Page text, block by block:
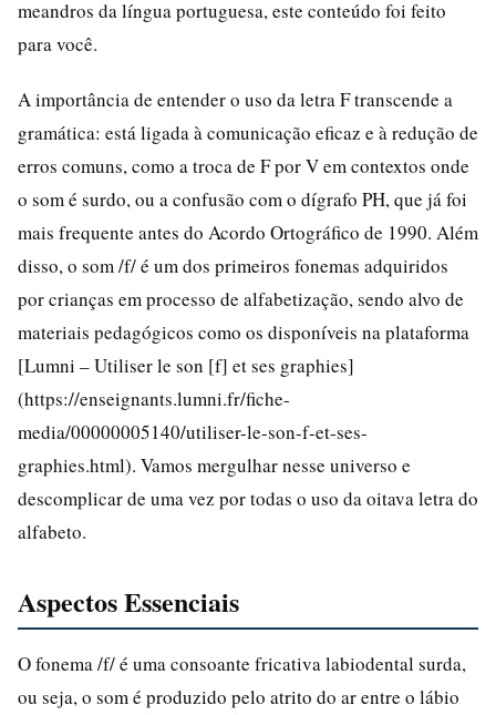
meandros da língua portuguesa, este conteúdo foi feito
para você.
A importância de entender o uso da letra F transcende a
gramática: está ligada à comunicação eficaz e à redução de
erros comuns, como a troca de F por V em contextos onde
o som é surdo, ou a confusão com o dígrafo PH, que já foi
mais frequente antes do Acordo Ortográfico de 1990. Além
disso, o som /f/ é um dos primeiros fonemas adquiridos
por crianças em processo de alfabetização, sendo alvo de
materiais pedagógicos como os disponíveis na plataforma
[Lumni – Utiliser le son [f] et ses graphies]
(https://enseignants.lumni.fr/fiche-
media/00000005140/utiliser-le-son-f-et-ses-
graphies.html). Vamos mergulhar nesse universo e
descomplicar de uma vez por todas o uso da oitava letra do
alfabeto.
Aspectos Essenciais
O fonema /f/ é uma consoante fricativa labiodental surda,
ou seja, o som é produzido pelo atrito do ar entre o lábio